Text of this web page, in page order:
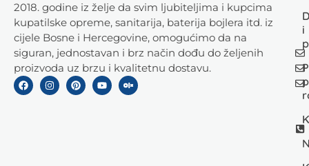
2018. godine iz želje da svim ljubiteljima i kupcima
kupatilske opreme, sanitarija, baterija bojlera itd. iz
cijele Bosne i Hercegovine, omogućimo da na
siguran, jednostavan i brz način dođu do željenih
proizvoda uz brzu i kvalitetnu dostavu.
i